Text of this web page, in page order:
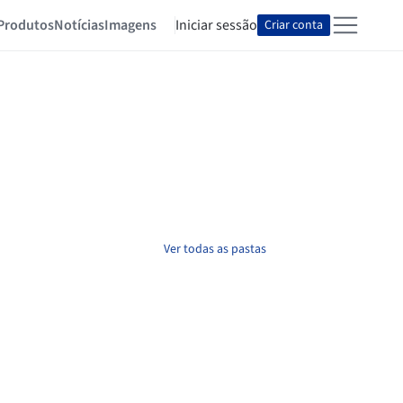
NotíciasImagens Iniciar sessão Criar conta
Ver todas as pastas